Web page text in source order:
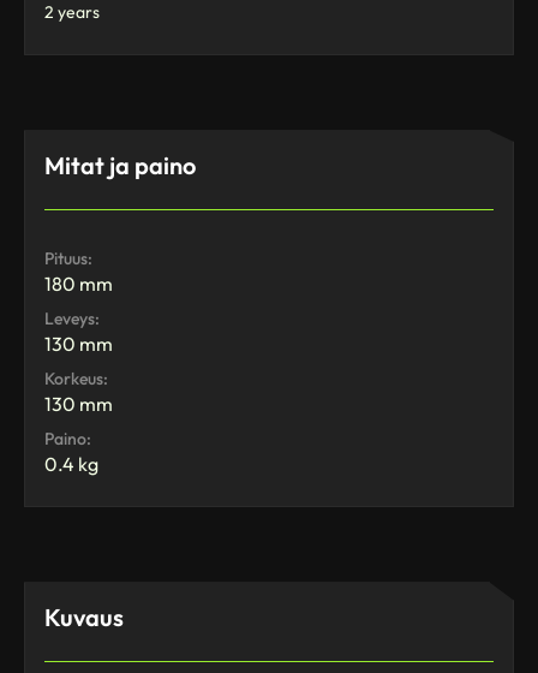
2 years
Mitat ja paino
Pituus:
180 mm
Leveys:
130 mm
Korkeus:
130 mm
Paino:
0.4 kg
Kuvaus